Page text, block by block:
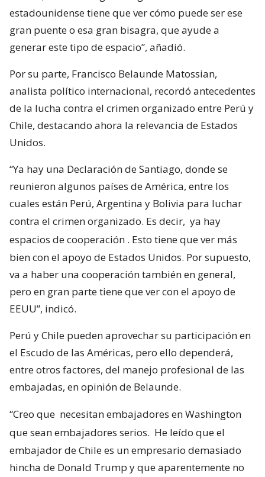
estadounidense tiene que ver cómo puede ser ese
gran puente o esa gran bisagra, que ayude a
generar este tipo de espacio”, añadió.
Por su parte, Francisco Belaunde Matossian,
analista político internacional, recordó antecedentes
de la lucha contra el crimen organizado entre Perú y
Chile, destacando ahora la relevancia de Estados
Unidos.
“Ya hay una Declaración de Santiago, donde se
reunieron algunos países de América, entre los
cuales están Perú, Argentina y Bolivia para luchar
contra el crimen organizado. Es decir, ya hay
espacios de cooperación . Esto tiene que ver más
bien con el apoyo de Estados Unidos. Por supuesto,
va a haber una cooperación también en general,
pero en gran parte tiene que ver con el apoyo de
EEUU”, indicó.
Perú y Chile pueden aprovechar su participación en
el Escudo de las Américas, pero ello dependerá,
entre otros factores, del manejo profesional de las
embajadas, en opinión de Belaunde.
“Creo que necesitan embajadores en Washington
que sean embajadores serios. He leído que el
embajador de Chile es un empresario demasiado
hincha de Donald Trump y que aparentemente no